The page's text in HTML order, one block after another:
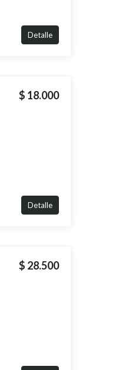
Detalle
$ 18.000
Detalle
$ 28.500